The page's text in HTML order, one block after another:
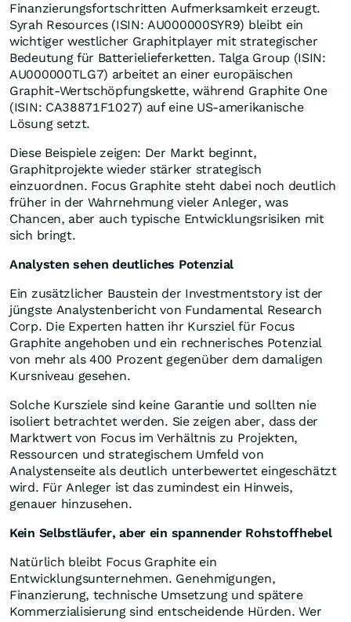
Finanzierungsfortschritten Aufmerksamkeit erzeugt.
Syrah Resources (ISIN: AU000000SYR9) bleibt ein
wichtiger westlicher Graphitplayer mit strategischer
Bedeutung für Batterielieferketten. Talga Group (ISIN:
AU000000TLG7) arbeitet an einer europäischen
Graphit-Wertschöpfungskette, während Graphite One
(ISIN: CA38871F1027) auf eine US-amerikanische
Lösung setzt.
Diese Beispiele zeigen: Der Markt beginnt,
Graphitprojekte wieder stärker strategisch
einzuordnen. Focus Graphite steht dabei noch deutlich
früher in der Wahrnehmung vieler Anleger, was
Chancen, aber auch typische Entwicklungsrisiken mit
sich bringt.
Analysten sehen deutliches Potenzial
Ein zusätzlicher Baustein der Investmentstory ist der
jüngste Analystenbericht von Fundamental Research
Corp. Die Experten hatten ihr Kursziel für Focus
Graphite angehoben und ein rechnerisches Potenzial
von mehr als 400 Prozent gegenüber dem damaligen
Kursniveau gesehen.
Solche Kursziele sind keine Garantie und sollten nie
isoliert betrachtet werden. Sie zeigen aber, dass der
Marktwert von Focus im Verhältnis zu Projekten,
Ressourcen und strategischem Umfeld von
Analystenseite als deutlich unterbewertet eingeschätzt
wird. Für Anleger ist das zumindest ein Hinweis,
genauer hinzusehen.
Kein Selbstläufer, aber ein spannender Rohstoffhebel
Natürlich bleibt Focus Graphite ein
Entwicklungsunternehmen. Genehmigungen,
Finanzierung, technische Umsetzung und spätere
Kommerzialisierung sind entscheidende Hürden. Wer